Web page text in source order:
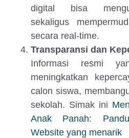
digital bisa
sekaligus
secara real-time.
Transparansi dan
Informasi resmi
meningkatkan
calon siswa,
sekolah. Simak ini
Anak Panah:
Website yang menarik